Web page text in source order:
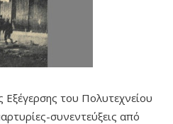
Εξέγερσης του Πολυτεχνείου
συνεντεύξεις από